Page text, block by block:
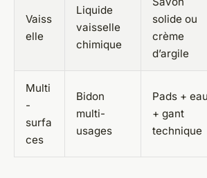
Vaiss
elle
Liquide
vaisselle
chimique
solide ou
crème
d’argile
Multi
-
surfa
ces
Bidon
multi-
usages
Pads + eau
+ gant
technique